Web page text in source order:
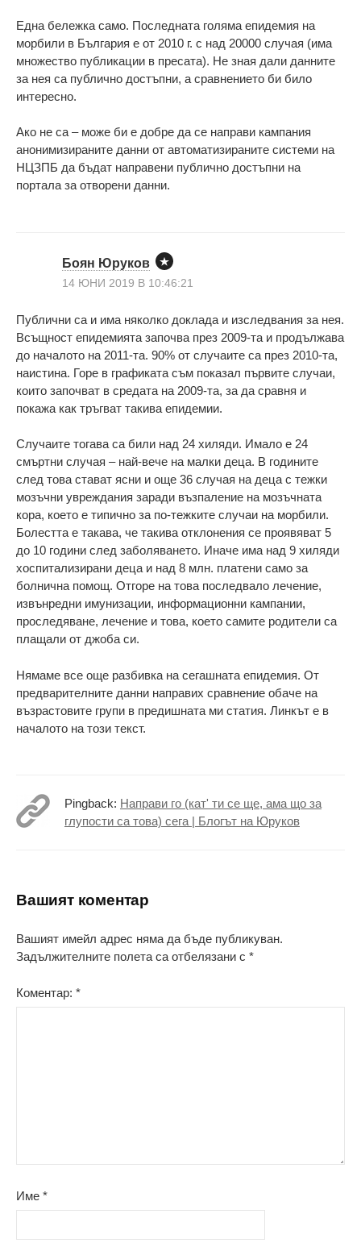
Една бележка само. Последната голяма епидемия на
морбили в България е от 2010 г. с над 20000 случая (има
множество публикации в пресата). Не зная дали данните
за нея са публично достъпни, а сравнението би било
интересно.
Aко не са – може би е добре да се направи кампания
анонимизираните данни от автоматизираните системи на
НЦЗПБ да бъдат направени публично достъпни на
портала за отворени данни.
Боян Юруков
14 ЮНИ 2019 В 10:46:21
Публични са и има няколко доклада и изследвания за нея.
Всъщност епидемията започва през 2009-та и продължава
до началото на 2011-та. 90% от случаите са през 2010-та,
наистина. Горе в графиката съм показал първите случаи,
които започват в средата на 2009-та, за да сравня и
покажа как тръгват такива епидемии.
Случаите тогава са били над 24 хиляди. Имало е 24
смъртни случая – най-вече на малки деца. В годините
след това стават ясни и още 36 случая на деца с тежки
мозъчни увреждания заради възпаление на мозъчната
кора, което е типично за по-тежките случаи на морбили.
Болестта е такава, че такива отклонения се проявяват 5
до 10 години след заболяването. Иначе има над 9 хиляди
хоспитализирани деца и над 8 млн. платени само за
болнична помощ. Отгоре на това последвало лечение,
извънредни имунизации, информационни кампании,
проследяване, лечение и това, което самите родители са
плащали от джоба си.
Нямаме все още разбивка на сегашната епидемия. От
предварителните данни направих сравнение обаче на
възрастовите групи в предишната ми статия. Линкът е в
началото на този текст.
Pingback: Направи го (кат' ти се ще, ама що за
глупости са това) сега | Блогът на Юруков
Вашият коментар
Вашият имейл адрес няма да бъде публикуван.
Задължителните полета са отбелязани с *
Коментар: *
Име *